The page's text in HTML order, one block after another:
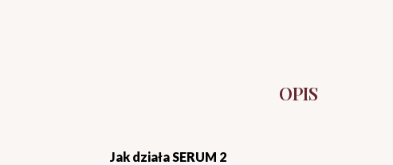
OPIS
Jak działa SERUM 2